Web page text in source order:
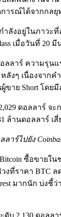
รณ์ได้จากกลยุท
กำลังอยู่ในภ
เมื่อวันที่ 20 มี
ลลาร์ ความรุ
เนื่องจากคำ
ย Short โดย
ดอลลาร์
ล้านดอลลาร์ เ
าร์ไปยัง
ซื้อขายใ
วงที่ราคา
มากนัก บ่
บ 2,130 ดอล